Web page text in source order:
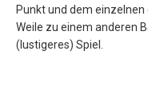
Punkt und dem
Weile zu einem anderen
(lustigeres) Spiel.